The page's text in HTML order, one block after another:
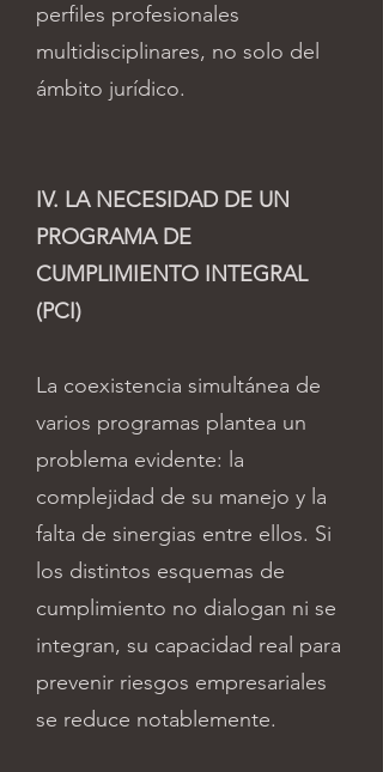
perfiles profesionales
multidisciplinares, no solo del
ámbito jurídico.
IV. LA NECESIDAD DE UN
PROGRAMA DE
CUMPLIMIENTO INTEGRAL
(PCI)
La coexistencia simultánea de
varios programas plantea un
problema evidente: la
complejidad de su manejo y la
falta de sinergias entre ellos. Si
los distintos esquemas de
cumplimiento no dialogan ni se
integran, su capacidad real para
prevenir riesgos empresariales
se reduce notablemente.